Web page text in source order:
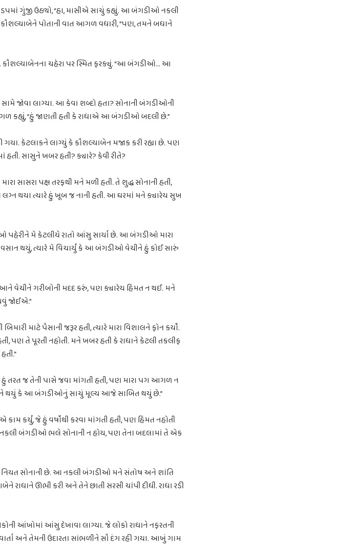
ગુંજી ઉઠ્યો, “હા, માસીએ સાચું કહ્યું. આ બંગડીઓ નકલી
પોતાની વાત આગળ વધારી, “પણ, તમને બધાને
કૌશલ્યાબેનના ચહેરા પર સ્મિત ફરક્યું. “આ બંગડીઓ... આ
જોવા લાગ્યા. આ કેવા શબ્દો હતા? સોનાની બંગડીઓની
કહ્યું, “હું જાણતી હતી કે રાધાએ આ બંગડીઓ બદલી છે.”
કેટલાકને લાગ્યું કે કૌશલ્યાબેન મજાક કરી રહ્યા છે. પણ
સાસુને ખબર હતી? ક્યારે? કેવી રીતે?
સાસરા પક્ષ તરફથી મને મળી હતી. તે શુદ્ધ સોનાની હતી,
થયા ત્યારે હું ખૂબ જ નાની હતી. આ ઘરમાં મને ક્યારેય સુખ
મેં કેટલીયે રાતો આંસુ સાર્યા છે. આ બંગડીઓ મારા
થયું, ત્યારે મેં વિચાર્યું કે આ બંગડીઓ વેચીને હું કોઈ સારું
વેચીને ગરીબોની મદદ કરું, પણ ક્યારેય હિંમત ન થઈ. મને
જોઈએ.”
માટે પૈસાની જરૂર હતી, ત્યારે મારા વિશાલને ફોન કર્યો.
પણ તે પૂરતી નહોતી. મને ખબર હતી કે રાધાને કેટલી તકલીફ
તરત જ તેની પાસે જવા માંગતી હતી, પણ મારા પગ આગળ ન
મને થયું કે આ બંગડીઓનું સાચું મૂલ્ય આજે સાબિત થયું છે.”
કર્યું, જે હું વર્ષોથી કરવા માંગતી હતી, પણ હિંમત નહોતી
નકલી બંગડીઓ ભલે સોનાની ન હોય, પણ તેના બદલામાં તે એક
નિયત સોનાની છે. આ નકલી બંગડીઓ મને સંતોષ અને શાંતિ
ઊભી કરી અને તેને છાતી સરસી ચાંપી દીધી. રાધા રડી
આંખોમાં આંસુ દેખાવા લાગ્યા. જે લોકો રાધાને નફરતની
અને તેમની ઉદારતા સાંભળીને સૌ દંગ રહી ગયા. આખું ગામ